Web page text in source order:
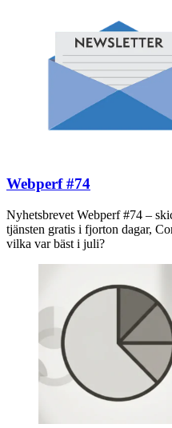
Webperf #74
Nyhetsbrevet Webperf #74 –
tjänsten gratis i fjorton dagar,
vilka var bäst i juli?